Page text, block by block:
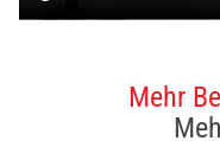
Mehr